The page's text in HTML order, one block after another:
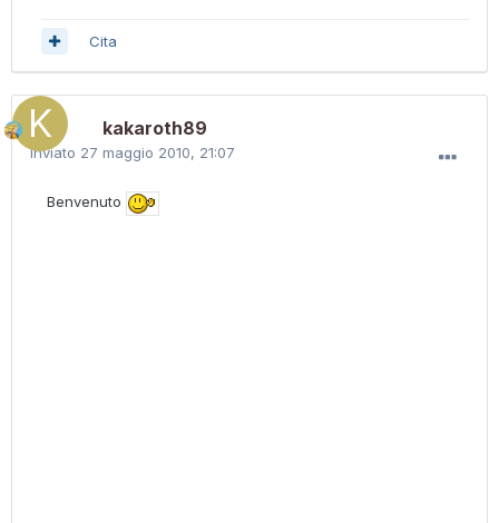
Cita
kakaroth89
Inviato 27 maggio 2010, 21:07
Benvenuto